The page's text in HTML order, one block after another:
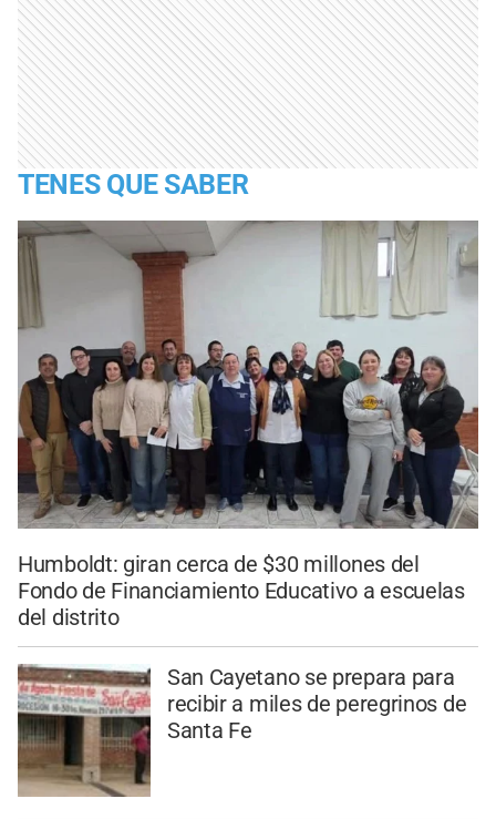
TENES QUE SABER
Humboldt: giran cerca de $30 millones del
Fondo de Financiamiento Educativo a escuelas
del distrito
San Cayetano se prepara para
recibir a miles de peregrinos de
Santa Fe